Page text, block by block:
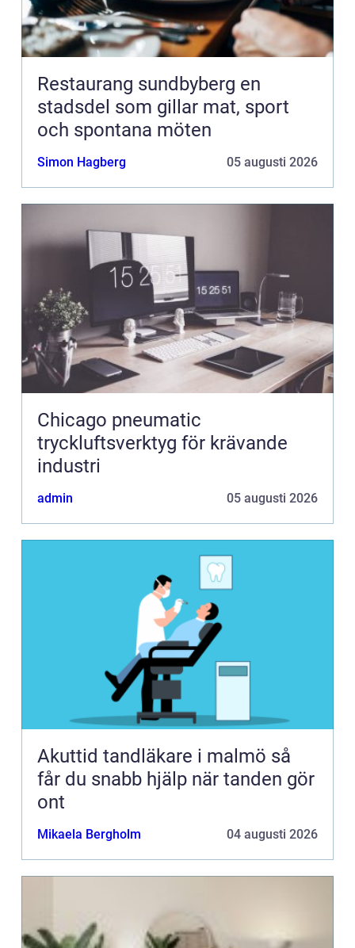
Restaurang sundbyberg en
stadsdel som gillar mat, sport
och spontana möten
Simon Hagberg 05 augusti 2026
Chicago pneumatic
tryckluftsverktyg för krävande
industri
admin 05 augusti 2026
Akuttid tandläkare i malmö så
får du snabb hjälp när tanden gör
ont
Mikaela Bergholm 04 augusti 2026